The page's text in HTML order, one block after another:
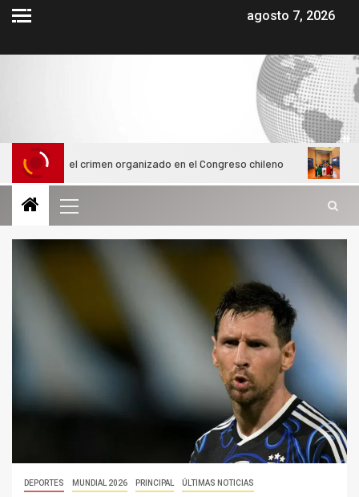
agosto 7, 2026
el crimen organizado en el Congreso chileno Alumnas
DEPORTES MUNDIAL 2026 PRINCIPAL ÚLTIMAS NOTICIAS